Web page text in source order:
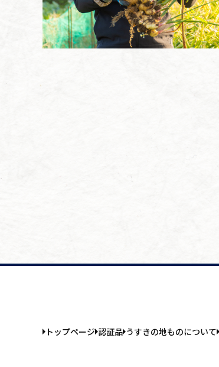
トップページ 認証品 うすきの地ものについて